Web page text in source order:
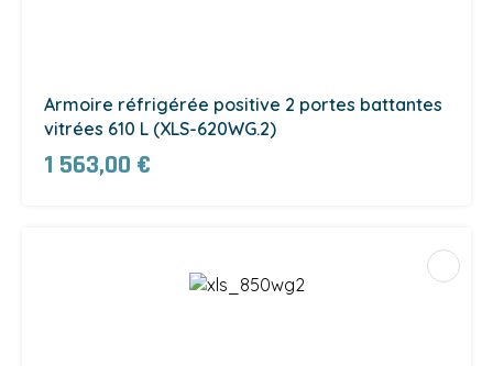
Armoire réfrigérée positive 2 portes battantes
vitrées 610 L (XLS-620WG.2)
1 563,00 €